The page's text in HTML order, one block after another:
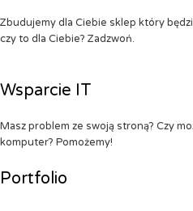
Zbudujemy dla Ciebie sklep który
czy to dla Ciebie? Zadzwoń.
Wsparcie IT
Masz problem ze swoją stroną? Czy
komputer? Pomożemy!
Portfolio